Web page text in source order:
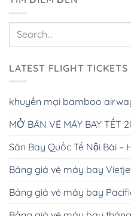
LATEST FLIGHT TICKETS
khuyến mại bamboo
MỞ BÁN VÉ MÁY BAY TẾT
Sân Bay Quốc Tế Nội Bài –
Bảng giá vé máy bay
Bảng giá vé máy bay